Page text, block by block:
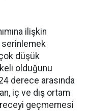
ilişkin
serinlemek
düşük
olduğunu
derece arasında
iç ve dış ortam
geçmemesi